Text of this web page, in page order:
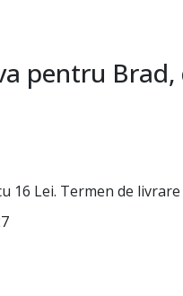
pentru
16 Lei. Termen de